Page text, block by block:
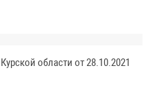
области от 28.10.2021